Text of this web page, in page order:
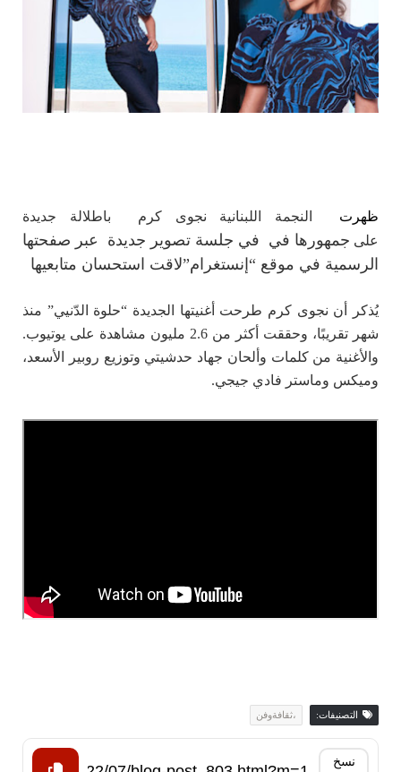
ظهرت
النجمة اللبنانية نجوى كرم باطلالة جديدة
على جمهورها في في جلسة تصوير جديدة عبر صفحتها
الرسمية في موقع “إنستغرام”لاقت استحسان متابعيها
يُذكر أن نجوى كرم طرحت أغنيتها الجديدة “حلوة الدّنيي” منذ
شهر تقريبًا، وحققت أكثر من 2.6 مليون مشاهدة على يوتيوب.
والأغنية من كلمات وألحان جهاد حدشيتي وتوزيع روبير الأسعد،
وميكس وماستر فادي جيجي.
التصنيفات: ،ثقافةوفن
نسخ